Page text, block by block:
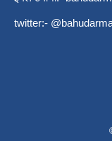
twitter:-